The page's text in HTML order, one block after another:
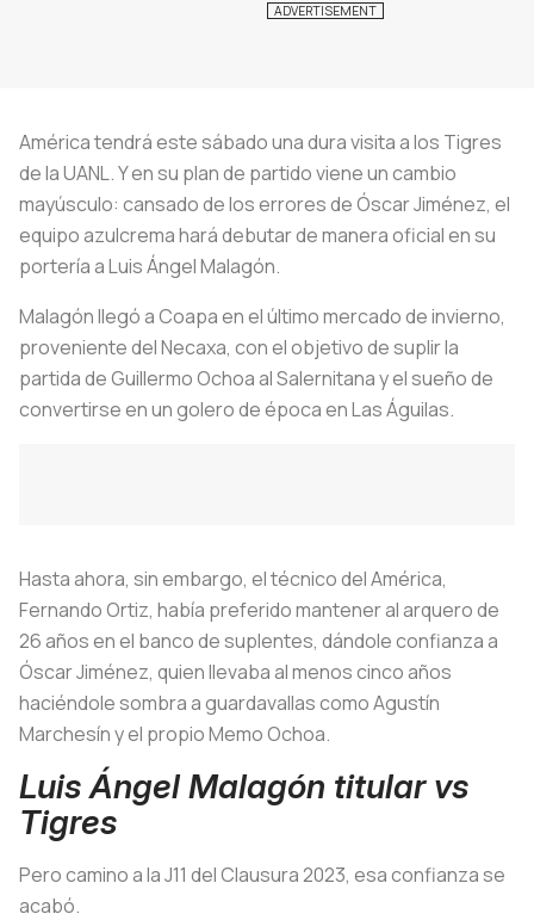
América tendrá este sábado una dura visita a los Tigres
de la UANL. Y en su plan de partido viene un cambio
mayúsculo: cansado de los errores de Óscar Jiménez, el
equipo azulcrema hará debutar de manera oficial en su
portería a Luis Ángel Malagón.
Malagón llegó a Coapa en el último mercado de invierno,
proveniente del Necaxa, con el objetivo de suplir la
partida de Guillermo Ochoa al Salernitana y el sueño de
convertirse en un golero de época en Las Águilas.
Hasta ahora, sin embargo, el técnico del América,
Fernando Ortiz, había preferido mantener al arquero de
26 años en el banco de suplentes, dándole confianza a
Óscar Jiménez, quien llevaba al menos cinco años
haciéndole sombra a guardavallas como Agustín
Marchesín y el propio Memo Ochoa.
Luis Ángel Malagón titular vs
Tigres
Pero camino a la J11 del Clausura 2023, esa confianza se
acabó.